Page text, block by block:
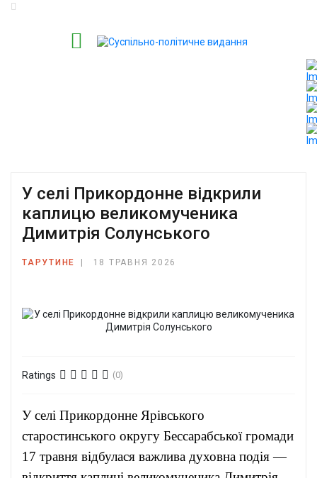
У селі Прикордонне відкрили
каплицю великомученика
Димитрія Солунського
ТАРУТИНЕ 18 ТРАВНЯ 2026
Ratings (0)
У селі Прикордонне Ярівського
старостинського округу Бессарабської громади
17 травня відбулася важлива духовна подія —